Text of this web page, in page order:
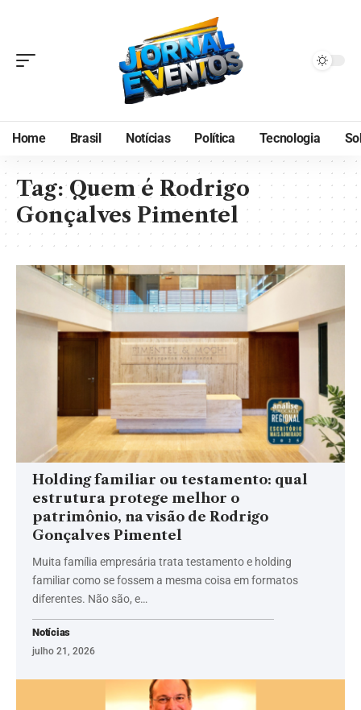
Home Brasil Notícias Política Tecnologia
Tag:Quem é Rodrigo
Gonçalves Pimentel
Holding familiar ou testamento: qual
estrutura protege melhor o
patrimônio, na visão de Rodrigo
Gonçalves Pimentel
Muita família empresária trata testamento e holding
familiar como se fossem a mesma coisa em formatos
diferentes. Não são, e…
Notícias
julho 21, 2026